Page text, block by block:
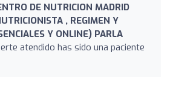
DE NUTRICION MADRID
, REGIMEN Y
Y ONLINE) PARLA
atendido has sido una paciente